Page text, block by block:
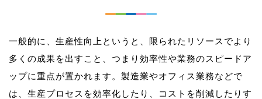
一般的に、生産性向上というと、限られたリソースでより
多くの成果を出すこと、つまり効率性や業務のスピードア
ップに重点が置かれます。製造業やオフィス業務などで
は、生産プロセスを効率化したり、コストを削減したりす